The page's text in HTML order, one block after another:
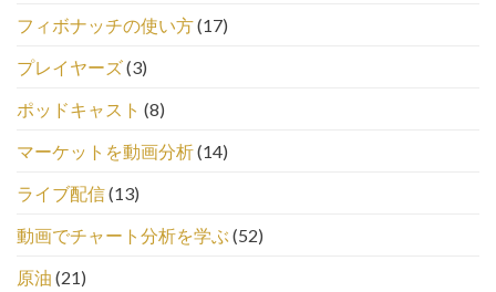
フィボナッチの使い方(17)
プレイヤーズ(3)
ポッドキャスト (8)
マーケットを動画分析(14)
ライブ配信(13)
動画でチャート分析を学ぶ (52)
原油 (21)